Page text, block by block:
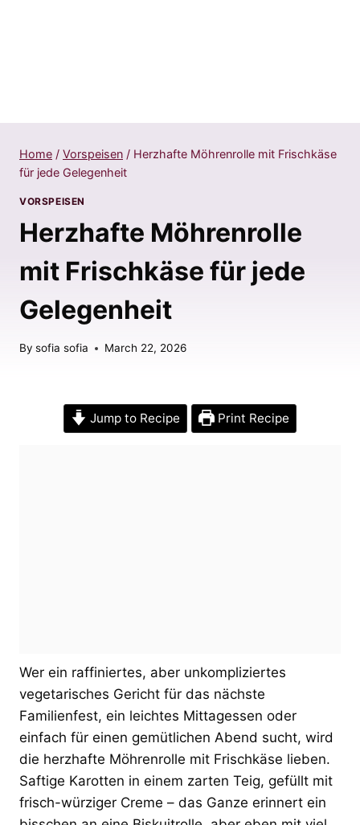
Home / Vorspeisen / Herzhafte Möhrenrolle mit Frischkäse
für jede Gelegenheit
VORSPEISEN
Herzhafte Möhrenrolle
mit Frischkäse für jede
Gelegenheit
By sofia sofia March 22, 2026
Jump to Recipe Print Recipe
Wer ein raffiniertes, aber unkompliziertes
vegetarisches Gericht für das nächste
Familienfest, ein leichtes Mittagessen oder
einfach für einen gemütlichen Abend sucht, wird
die herzhafte Möhrenrolle mit Frischkäse lieben.
Saftige Karotten in einem zarten Teig, gefüllt mit
frisch-würziger Creme – das Ganze erinnert ein